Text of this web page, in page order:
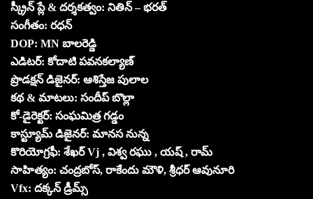
స్క్రీన్ ప్లే & దర్శకత్వం: నితిన్ – భరత్
సంగీతం: రధన్
DOP: MN బాలరెడ్డి
ఎడిటర్: కోదాటి పవనకల్యాణ్
ప్రొడక్షన్ డిజైనర్: ఆశిస్తేజ పులాల
కథ & మాటలు: సందీప్ బొల్లా
కో-డైరెక్టర్: సంఘమిత్ర గడ్డం
కాస్ట్యూమ్ డిజైనర్: మానస నున్న
కొరియోగ్రఫీ: శేఖర్ Vj , విశ్వ రఘు , యష్ , రామ్
సాహిత్యం: చంద్రబోస్, రాకేందు మౌళి, శ్రీధర్ ఆవునూరి
Vfx: దక్కన్ డ్రీమ్స్